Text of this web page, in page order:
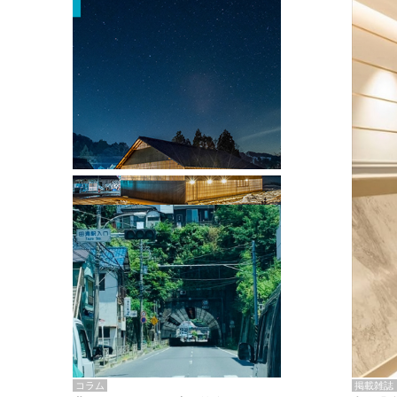
掲載雑誌
掲載雑誌・書籍
『街歩き研修「アールデコとモダニズ
ム、和風バロック」』のレポート記事が
掲載
コラム